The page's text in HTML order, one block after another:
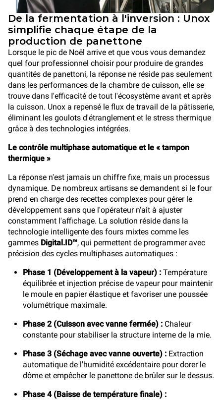
De la fermentation à l'inversion : Unox
simplifie chaque étape de la
production de panettone
Lorsque le pic de Noël arrive et que vous vous demandez
quel four professionnel choisir pour produire de grandes
quantités de panettoni, la réponse ne réside pas seulement
dans les performances de la chambre de cuisson, elle se
trouve dans l'efficacité de tout l'écosystème avant et après
la cuisson. Unox a repensé le flux de travail de la pâtisserie,
éliminant les goulots d'étranglement et le stress thermique
grâce à des technologies intégrées.
Le contrôle multiphase automatique et le « tampon
thermique »
La réponse n'est jamais un chiffre fixe, mais un processus
dynamique. De nombreux artisans se demandent si le four
prend en charge des recettes complexes pour gérer le
développement sans que l'opérateur n'ait à ajuster
constamment l'affichage. La solution réside dans la
technologie intelligente des fours mixtes comme les
gammes Digital.ID™, qui permettent de programmer avec
précision des cycles multiphases automatiques :
Phase 1 (Développement à la vapeur) : Température
équilibrée et injection précise de vapeur pour maintenir
le moule en papier élastique et favoriser une poussée
volumétrique maximale.
Phase 2 (Cuisson avec vanne fermée) : Chaleur
constante pour stabiliser la structure interne de la mie.
Phase 3 (Séchage avec vanne ouverte) : Extraction
automatique de l'humidité excédentaire pour dorer le
dôme et empêcher le panettone de brûler sur le dessus.
Phase 4 (Baisse de température finale) :